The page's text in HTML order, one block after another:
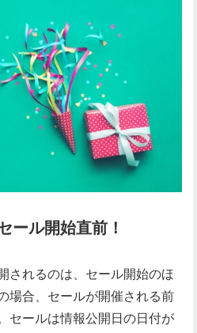
ール開始直前！
されるのは、セール開始のほ
場合、セールが開催される前
セールは情報公開日の日付が